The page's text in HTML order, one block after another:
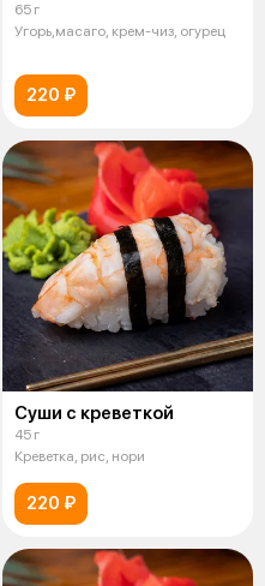
65 г
Угорь,масаго, крем-чиз, огурец
220 ₽
Суши с креветкой
45 г
Креветка, рис, нори
220 ₽